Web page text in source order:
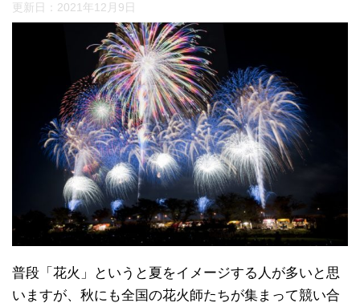
更新日： 2021年12月9日
普段「花火」というと夏をイメージする人が多いと思
いますが、秋にも全国の花火師たちが集まって競い合